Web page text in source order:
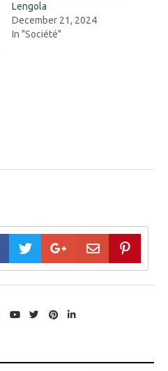
Lengola
December 21, 2024
In "Société"